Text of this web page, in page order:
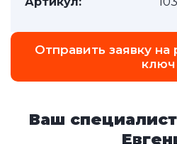
Отправить заявку на
ключ
Ваш